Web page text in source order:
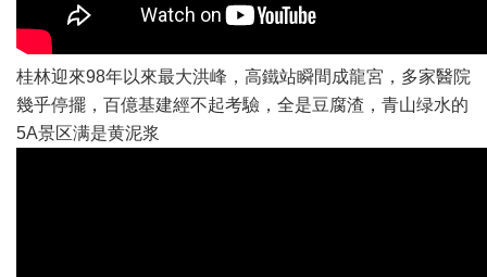
桂林迎來98年以來最大洪峰，高鐵站瞬間成龍宮，多家醫院
幾乎停擺，百億基建經不起考驗，全是豆腐渣，青山绿水的
5A景区满是黄泥浆